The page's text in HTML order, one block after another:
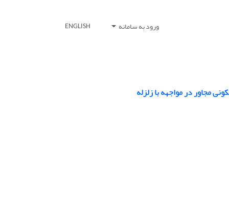
ورود به سامانه ENGLISH
مجاور در مواجهه با زلزله